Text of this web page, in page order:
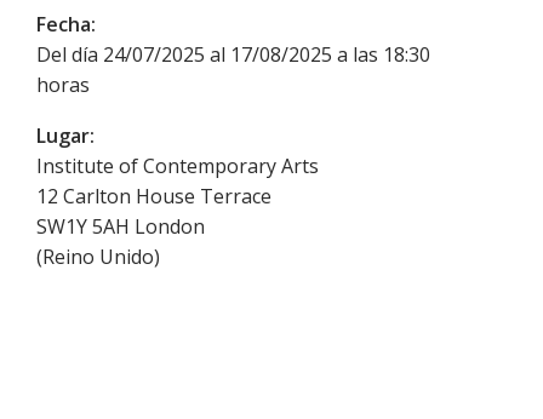
Fecha:
Del día 24/07/2025 al 17/08/2025 a las 18:30
horas
Lugar:
Institute of Contemporary Arts
12 Carlton House Terrace
SW1Y 5AH London
(Reino Unido)